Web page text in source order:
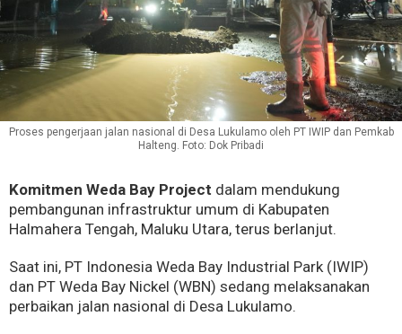
Proses pengerjaan jalan nasional di Desa Lukulamo oleh PT IWIP dan Pemkab
Halteng. Foto: Dok Pribadi
Komitmen Weda Bay Project dalam mendukung
pembangunan infrastruktur umum di Kabupaten
Halmahera Tengah, Maluku Utara, terus berlanjut.
Saat ini, PT Indonesia Weda Bay Industrial Park (IWIP)
dan PT Weda Bay Nickel (WBN) sedang melaksanakan
perbaikan jalan nasional di Desa Lukulamo.